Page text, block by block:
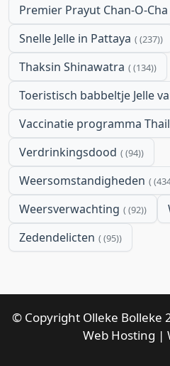
Premier Prayut Chan-O-Cha
Snelle Jelle in Pattaya (237)
Thaksin Shinawatra (134)
Toeristisch babbeltje Jelle
Vaccinatie programma
Verdrinkingsdood (94)
Weersomstandigheden
Weersverwachting (92)
Zedendelicten (95)
© Copyright Olleke Bolleke
Web Hosting |